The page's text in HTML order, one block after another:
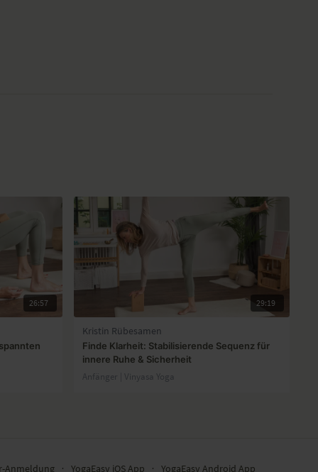
26:57 29:19
Kristin Rübesamen
Finde Klarheit: Stabilisierende Sequenz für
innere Ruhe & Sicherheit
Anfänger | Vinyasa Yoga
Anmeldung ∙ YogaEasy iOS App ∙ YogaEasy Android App